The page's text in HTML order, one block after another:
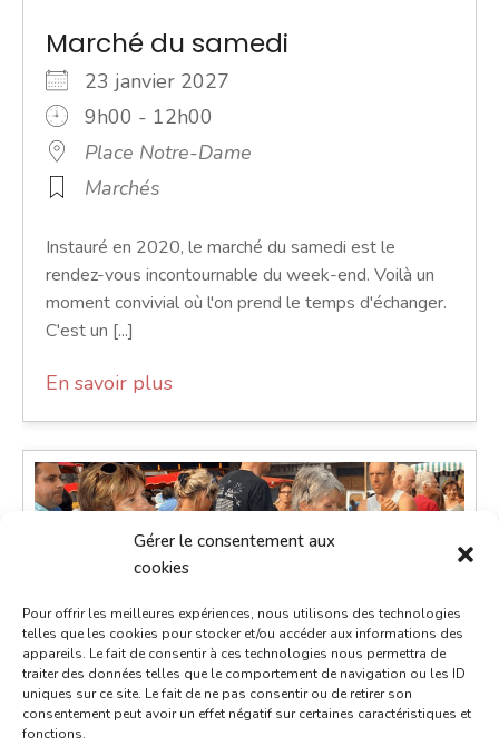
Gérer le consentement aux
cookies
Pour offrir les meilleures expériences, nous utilisons des technologies
telles que les cookies pour stocker et/ou accéder aux informations des
appareils. Le fait de consentir à ces technologies nous permettra de
traiter des données telles que le comportement de navigation ou les ID
uniques sur ce site. Le fait de ne pas consentir ou de retirer son
consentement peut avoir un effet négatif sur certaines caractéristiques et
fonctions.
Marché du samedi
23 janvier 2027
9h00 - 12h00
Place Notre-Dame
Marchés
Instauré en 2020, le marché du samedi est le
rendez-vous incontournable du week-end. Voilà un
moment convivial où l'on prend le temps d'échanger.
C'est un [...]
En savoir plus